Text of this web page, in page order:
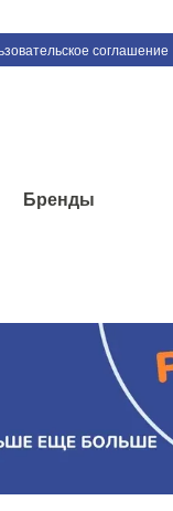
соглашение
Бренды